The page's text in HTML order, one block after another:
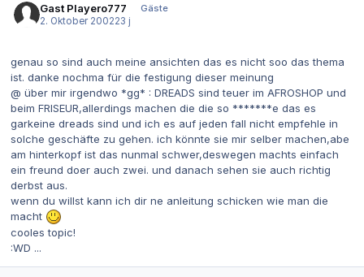
Gast Playero777
Gäste
2. Oktober 200223 j
genau so sind auch meine ansichten das es nicht soo das thema
ist. danke nochma für die festigung dieser meinung
@ über mir irgendwo *gg* : DREADS sind teuer im AFROSHOP und
beim FRISEUR,allerdings machen die die so *******e das es
garkeine dreads sind und ich es auf jeden fall nicht empfehle in
solche geschäfte zu gehen. ich könnte sie mir selber machen,abe
am hinterkopf ist das nunmal schwer,deswegen machts einfach
ein freund doer auch zwei. und danach sehen sie auch richtig
derbst aus.
wenn du willst kann ich dir ne anleitung schicken wie man die
macht
cooles topic!
:WD ...